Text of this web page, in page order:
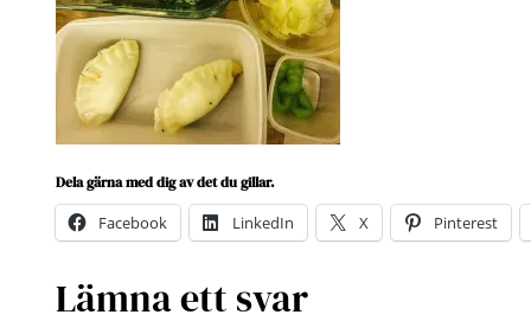
Dela gärna med dig av det du gillar.
Facebook LinkedIn X Pinterest
Lämna ett svar